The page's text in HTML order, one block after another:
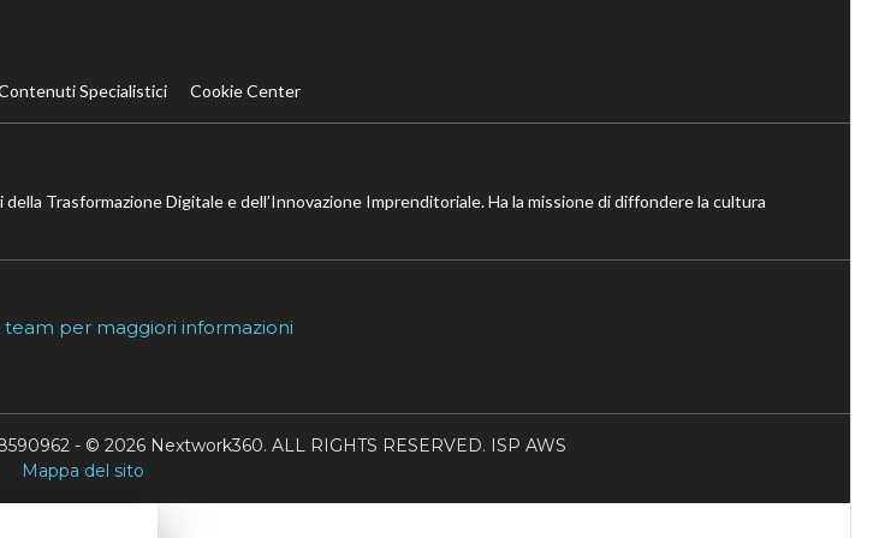
Specialistici Cookie Center
Trasformazione Digitale e dell’Innovazione Imprenditoriale. Ha la missione di diffondere la cultura
per maggiori informazioni
- © 2026 Nextwork360. ALL RIGHTS RESERVED. ISP AWS
Mappa del sito